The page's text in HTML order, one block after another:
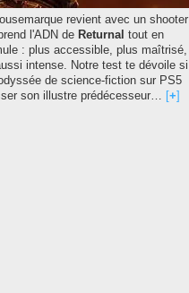
revient avec un shooter
l'ADN de Returnal tout en
: plus accessible, plus maîtrisé,
intense. Notre test te dévoile si
de science-fiction sur PS5
son illustre prédécesseur…
+